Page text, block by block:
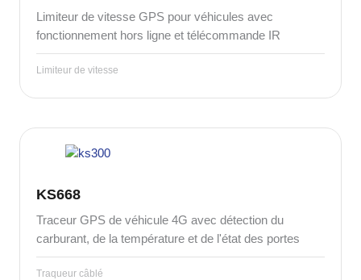
Limiteur de vitesse GPS pour véhicules avec
fonctionnement hors ligne et télécommande IR
Limiteur de vitesse
KS668
Traceur GPS de véhicule 4G avec détection du
carburant, de la température et de l'état des portes
Traqueur câblé